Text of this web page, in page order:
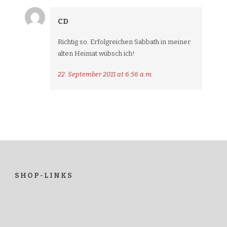
CD
Richtig so. Erfolgreichen Sabbath in meiner
alten Heimat wübsch ich!
22. September 2011 at 6:56 a.m.
SHOP-LINKS